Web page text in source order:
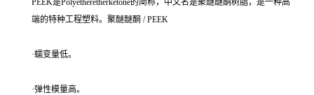
端的特种工程塑料。聚醚醚酮 / PEEK
·蠕变量低。
·弹性模量高。